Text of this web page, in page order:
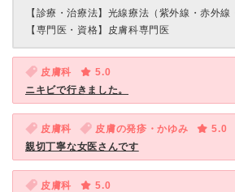
【診療・治療法】 光線療法（紫外線・赤外線
【専門医・資格】 皮膚科専門医
皮膚科
5.0
ニキビで行きました。
皮膚科 皮膚の発疹・かゆみ
5.0
親切丁寧な女医さんです
皮膚科
5.0